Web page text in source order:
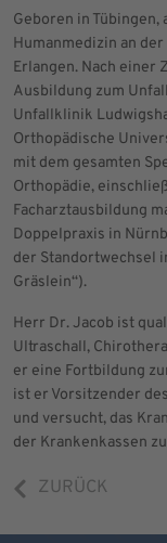
Geboren in
Humanmedizin an
Erlangen. Nach einer
Ausbildung zum
Unfallklinik
Orthopädische
mit dem gesamten
Orthopädie,
Facharztausbildung
Doppelpraxis in
der Standortwechsel
Gräslein“).
Herr Dr. Jacob ist
Ultraschall,
er eine Fortbildung
ist er Vorsitzender
und versucht, das
der Krankenkassen
ZURÜCK